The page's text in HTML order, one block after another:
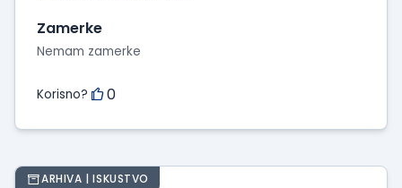
Zamerke
Nemam zamerke
Korisno? 0
ARHIVA | ISKUSTVO